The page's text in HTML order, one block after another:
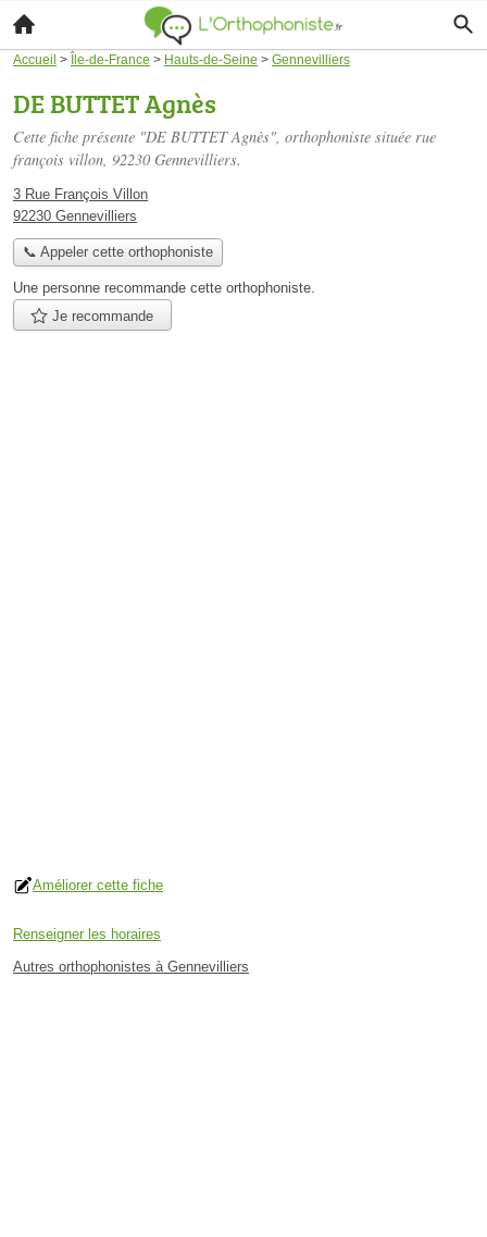
Accueil > Île-de-France > Hauts-de-Seine > Gennevilliers
DE BUTTET Agnès
Cette fiche présente "DE BUTTET Agnès", orthophoniste située rue
françois villon, 92230 Gennevilliers.
3 Rue François Villon
92230 Gennevilliers
📞 Appeler cette orthophoniste
Une personne recommande cette orthophoniste.
Je recommande
Améliorer cette fiche
Renseigner les horaires
Autres orthophonistes à Gennevilliers